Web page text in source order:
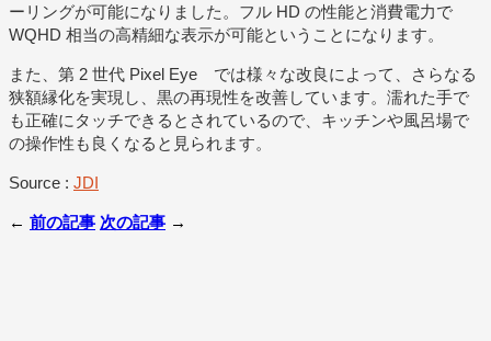
ーリングが可能になりました。フル HD の性能と消費電力で
WQHD 相当の高精細な表示が可能ということになります。
また、第 2 世代 Pixel Eye では様々な改良によって、さらなる
狭額縁化を実現し、黒の再現性を改善しています。濡れた手で
も正確にタッチできるとされているので、キッチンや風呂場で
の操作性も良くなると見られます。
Source : JDI
← 前の記事 次の記事 →